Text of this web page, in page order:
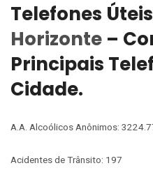
Telefones
Horizonte –
Principais
Cidade.
A.A. Alcoólicos Anônimos:
Acidentes de Trânsito: 197